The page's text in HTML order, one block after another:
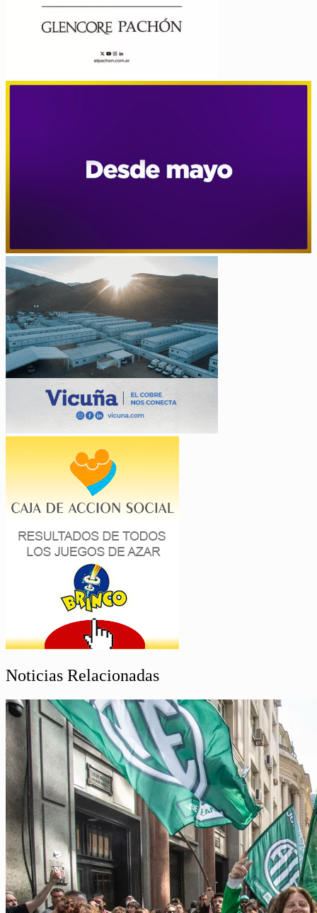
Noticias Relacionadas